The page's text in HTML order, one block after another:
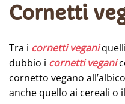
Cornetti
Tra i cornetti vegani
dubbio i cornetti vegani
cornetto vegano
anche quello ai cereali o